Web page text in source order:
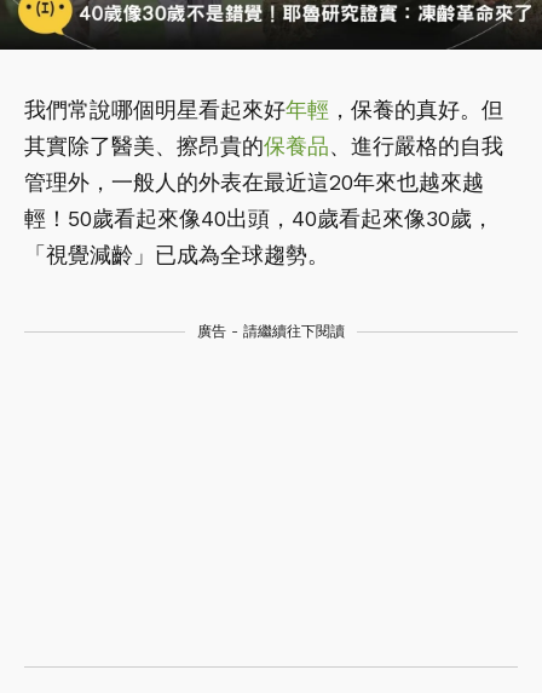
我們常說哪個明星看起來好年輕 ，保養的真好。但
其實除了醫美、擦昂貴的保養品、進行嚴格的自我
管理外，一般人的外表在最近這20年來也越來越
輕！50歲看起來像40出頭，40歲看起來像30歲，
「視覺減齡」已成為全球趨勢。
廣告 - 請繼續往下閱讀